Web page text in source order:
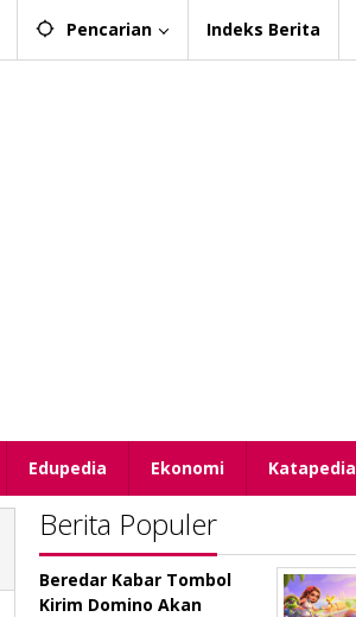
Pencarian Indeks Berita
Edupedia Ekonomi Katapedia
Berita Populer
Beredar Kabar Tombol
Kirim Domino Akan